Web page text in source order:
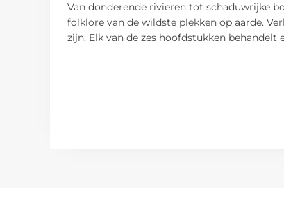
Van donderende rivieren tot schaduwrijke
folklore van de wildste plekken op aarde.
zijn. Elk van de zes hoofdstukken behandelt